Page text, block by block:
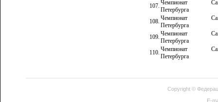
107. Чемпионат
Петербурга
108. Чемпионат
Петербурга
109. Чемпионат
Петербурга
110. Чемпионат
Петербурга
Copyright ©
E-